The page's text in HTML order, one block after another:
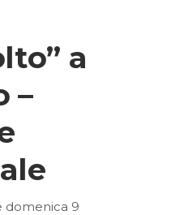
a
–
domenica 9